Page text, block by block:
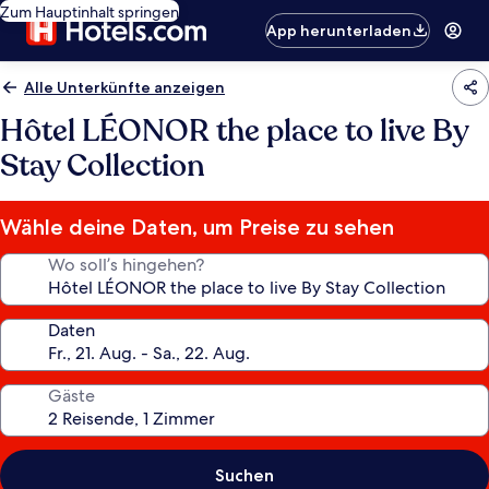
Zum Hauptinhalt springen
App herunterladen
Alle Unterkünfte anzeigen
Hôtel LÉONOR the place to live By
Stay Collection
Wähle deine Daten, um Preise zu sehen
Wo soll’s hingehen?
Daten
Gäste
Suchen